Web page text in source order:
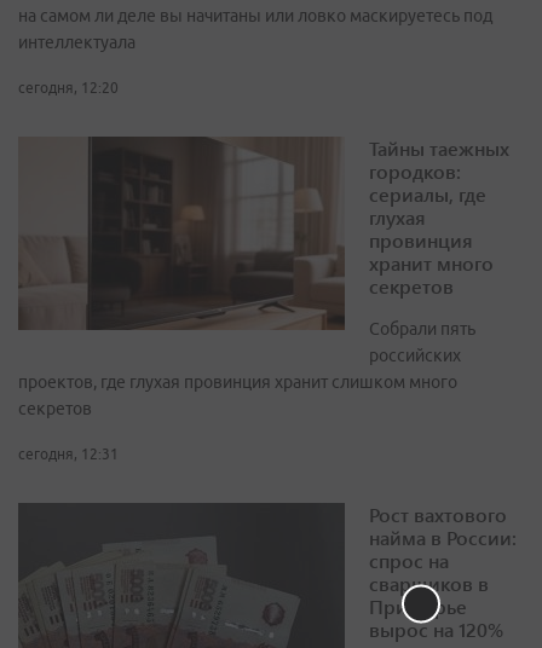
на самом ли деле вы начитаны или ловко маскируетесь под
интеллектуала
сегодня, 12:20
Тайны таежных
городков:
сериалы, где
глухая
провинция
хранит много
секретов
Собрали пять
российских
проектов, где глухая провинция хранит слишком много
секретов
сегодня, 12:31
Рост вахтового
найма в России:
спрос на
сварщиков в
Приморье
вырос на 120%